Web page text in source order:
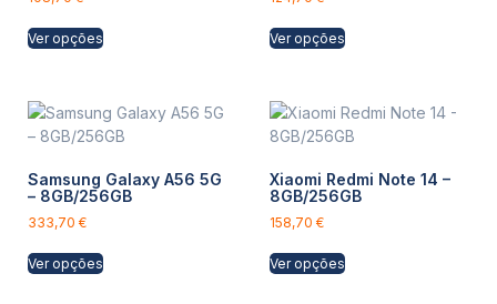
Ver opções Ver opções
Samsung Galaxy A56 5G
– 8GB/256GB
333,70 €
Ver opções
Xiaomi Redmi Note 14 –
8GB/256GB
158,70 €
Ver opções